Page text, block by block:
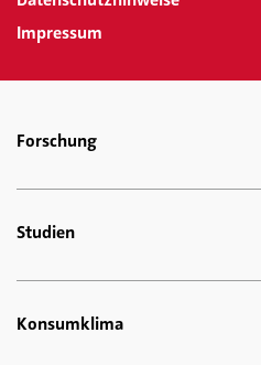
Impressum
Forschung
Studien
Konsumklima